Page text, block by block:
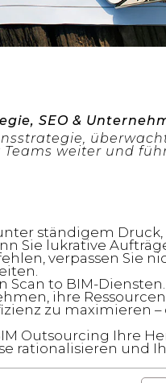
SEO &
Teams weiter und
ständigem
Sie lukrative
verpassen Sie
Scan to BIM-
ihre
zu maximieren –
Outsourcing Ihre
rationalisieren und